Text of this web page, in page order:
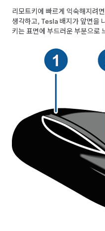
리모트키에 빠르게 익숙해지려
생각하고, Tesla 배지가 앞면을
키는 표면에 부드러운 부분으로